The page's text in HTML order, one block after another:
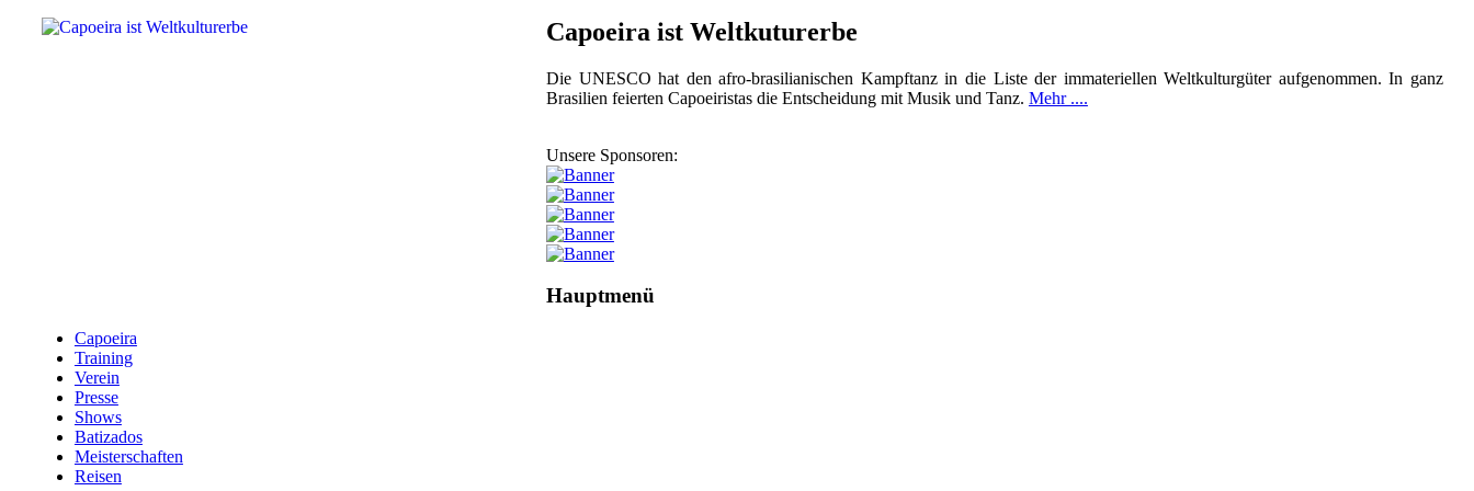
Capoeira ist Weltkuturerbe
Die UNESCO hat den afro-brasilianischen Kampftanz in die Liste der immateriellen Weltkulturgüter aufgenommen. In ganz
Brasilien feierten Capoeiristas die Entscheidung mit Musik und Tanz. Mehr ....
Unsere Sponsoren:
Hauptmenü
Capoeira
Training
Verein
Presse
Shows
Batizados
Meisterschaften
Reisen